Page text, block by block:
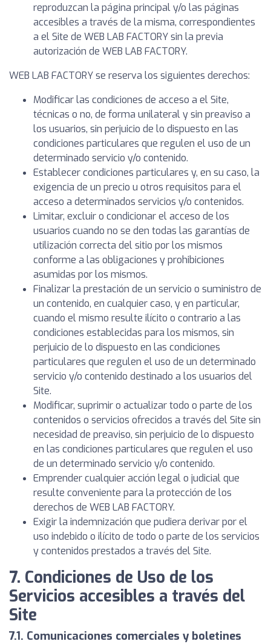
reproduzcan la página principal y/o las páginas
accesibles a través de la misma, correspondientes
a el Site de WEB LAB FACTORY sin la previa
autorización de WEB LAB FACTORY.
WEB LAB FACTORY se reserva los siguientes derechos:
Modificar las condiciones de acceso a el Site,
técnicas o no, de forma unilateral y sin preaviso a
los usuarios, sin perjuicio de lo dispuesto en las
condiciones particulares que regulen el uso de un
determinado servicio y/o contenido.
Establecer condiciones particulares y, en su caso, la
exigencia de un precio u otros requisitos para el
acceso a determinados servicios y/o contenidos.
Limitar, excluir o condicionar el acceso de los
usuarios cuando no se den todas las garantías de
utilización correcta del sitio por los mismos
conforme a las obligaciones y prohibiciones
asumidas por los mismos.
Finalizar la prestación de un servicio o suministro de
un contenido, en cualquier caso, y en particular,
cuando el mismo resulte ilícito o contrario a las
condiciones establecidas para los mismos, sin
perjuicio de lo dispuesto en las condiciones
particulares que regulen el uso de un determinado
servicio y/o contenido destinado a los usuarios del
Site.
Modificar, suprimir o actualizar todo o parte de los
contenidos o servicios ofrecidos a través del Site sin
necesidad de preaviso, sin perjuicio de lo dispuesto
en las condiciones particulares que regulen el uso
de un determinado servicio y/o contenido.
Emprender cualquier acción legal o judicial que
resulte conveniente para la protección de los
derechos de WEB LAB FACTORY.
Exigir la indemnización que pudiera derivar por el
uso indebido o ilícito de todo o parte de los servicios
y contenidos prestados a través del Site.
7. Condiciones de Uso de los
Servicios accesibles a través del
Site
7.1. Comunicaciones comerciales y boletines